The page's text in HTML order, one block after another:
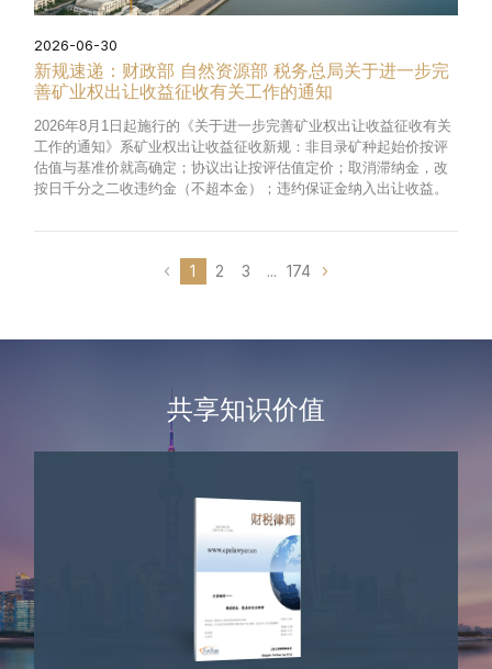
2026-06-30
新规速递：财政部 自然资源部 税务总局关于进一步完
善矿业权出让收益征收有关工作的通知
2026年8月1日起施行的《关于进一步完善矿业权出让收益征收有关
工作的通知》系矿业权出让收益征收新规：非目录矿种起始价按评
估值与基准价就高确定；协议出让按评估值定价；取消滞纳金，改
按日千分之二收违约金（不超本金）；违约保证金纳入出让收益。
1 2 3 ... 174
共享知识价值